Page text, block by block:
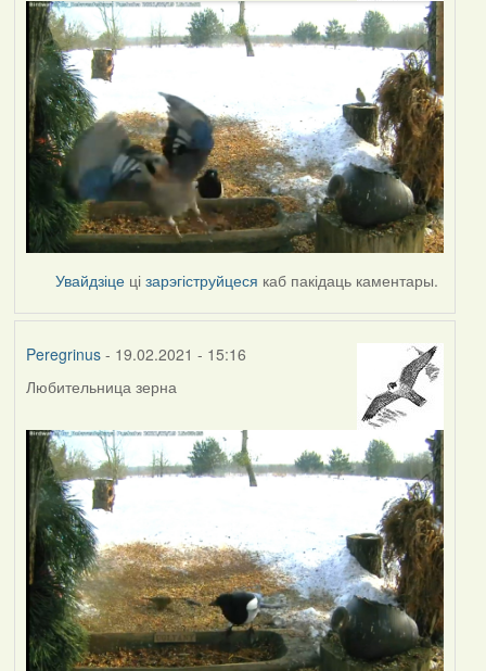
Увайдзіце цізарэгіструйцеся каб пакідаць каментары.
Peregrinus- 19.02.2021 - 15:16
Любительница зерна